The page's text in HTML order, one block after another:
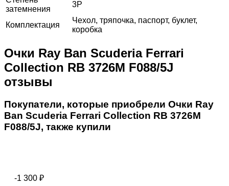
затемнения
3P
Комплектация
Чехол, тряпочка, паспорт, буклет,
коробка
Очки Ray Ban Scuderia Ferrari
Collection RB 3726M F088/5J
отзывы
Покупатели, которые приобрели Очки Ray
Ban Scuderia Ferrari Collection RB 3726M
F088/5J, также купили
-1 300 ₽